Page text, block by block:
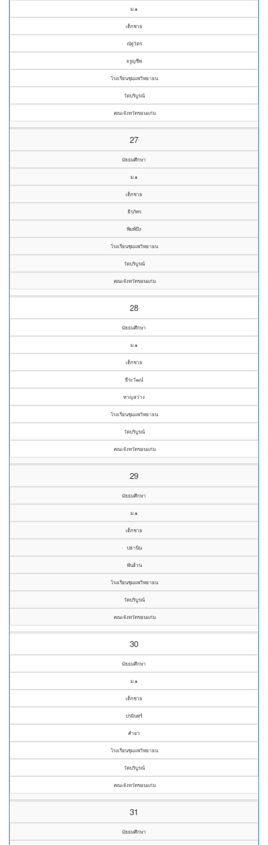
ม.๑
เด็กชาย
ณัฐวัตร
จรูญชีพ
โรงเรียนชุมแพวิทยายน
วัดบริบูรณ์
คณะจังหวัดขอนแก่น
27
มัธยมศึกษา
ม.๑
เด็กชาย
ธีรภัทร
พิมพ์บึง
โรงเรียนชุมแพวิทยายน
วัดบริบูรณ์
คณะจังหวัดขอนแก่น
28
มัธยมศึกษา
ม.๑
เด็กชาย
ธีระวัฒน์
หาญสว่าง
โรงเรียนชุมแพวิทยายน
วัดบริบูรณ์
คณะจังหวัดขอนแก่น
29
มัธยมศึกษา
ม.๑
เด็กชาย
ปธานิน
พันอ้วน
โรงเรียนชุมแพวิทยายน
วัดบริบูรณ์
คณะจังหวัดขอนแก่น
30
มัธยมศึกษา
ม.๑
เด็กชาย
ปรมินทร์
คำยา
โรงเรียนชุมแพวิทยายน
วัดบริบูรณ์
คณะจังหวัดขอนแก่น
31
มัธยมศึกษา